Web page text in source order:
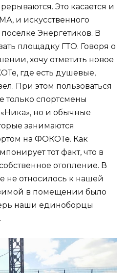
Это касается и
и искусственного
Энергетиков. В
площадку ГТО. Говоря о
хочу отметить новое
где есть душевые,
При этом пользоваться
только спортсмены
но и обычные
занимаются
на ФОКОТе. Как
тот факт, что в
отопление. В
не относилось к нашей
в помещении было
наши единоборцы